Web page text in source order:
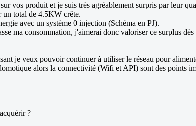
vos produit et je suis très agréablement surpris par leur
un total de 4.5KW crête.
avec un système 0 injection (Schéma en PJ).
ma consommation, j'aimerai donc valoriser ce surplus
je veux pouvoir continuer à utiliser le réseau pour
alors la connectivité (Wifi et API) sont des points
?